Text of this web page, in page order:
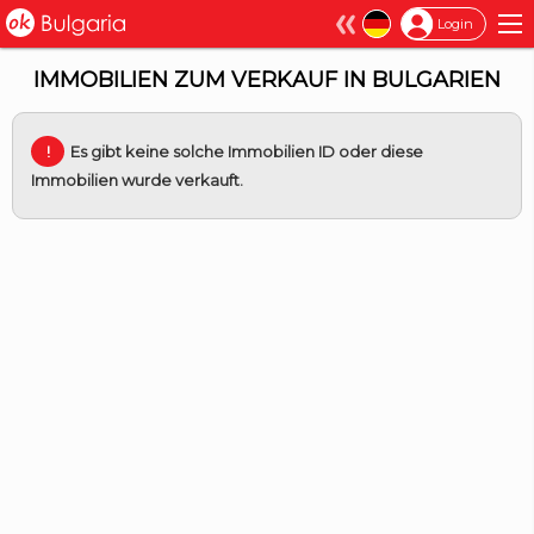
Login ×
IMMOBILIEN ZUM VERKAUF IN BULGARIEN
Es gibt keine solche Immobilien ID oder diese
Immobilien wurde verkauft.